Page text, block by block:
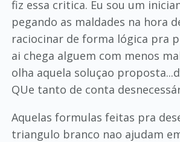
fiz essa critica. Eu sou um
pegando as maldades na hora
raciocinar de forma lógica pra
ai chega alguem com menos
olha aquela soluçao
QUe tanto de conta
Aquelas formulas feitas pra
triangulo branco nao ajudam